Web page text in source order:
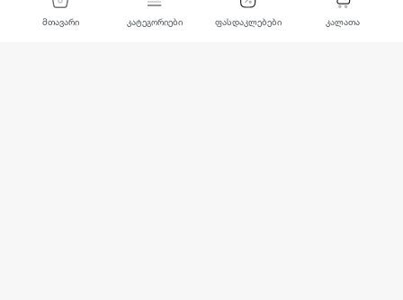
მთავარი კატეგორიები ფასდაკლებები კალათა